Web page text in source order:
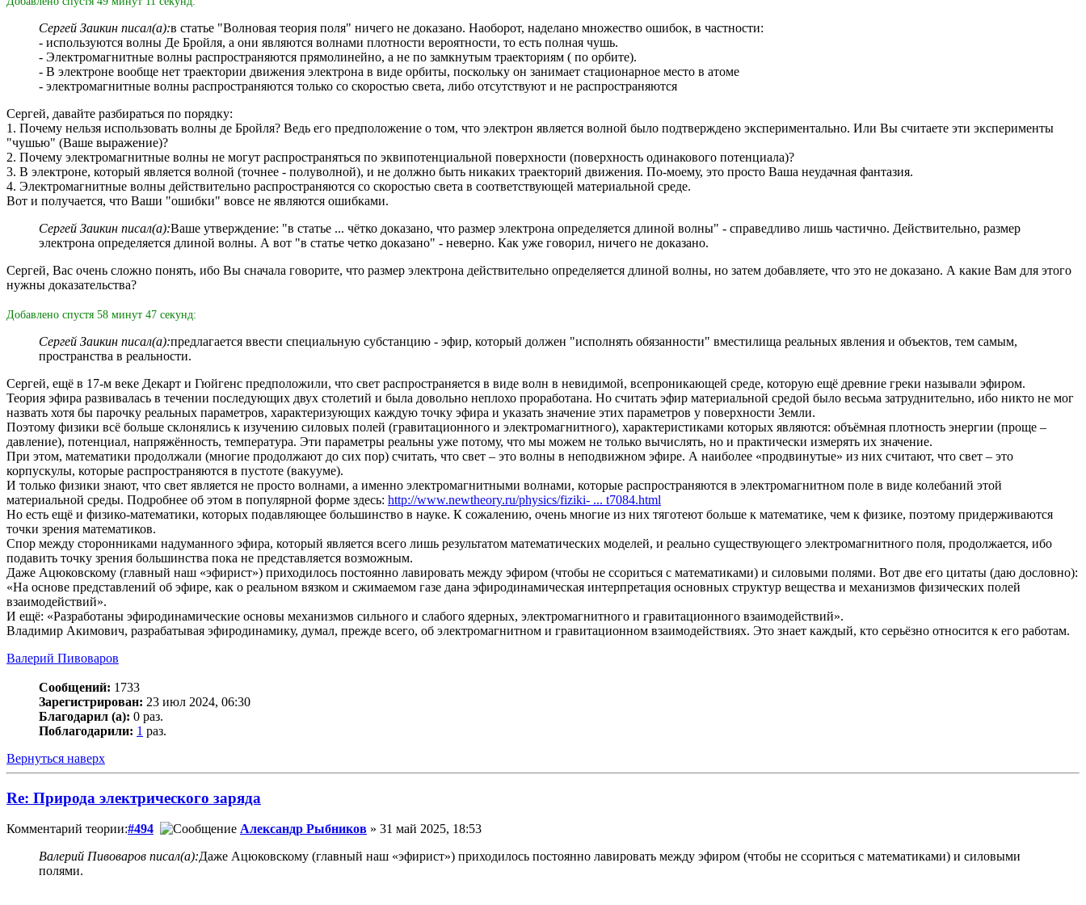
Сергей Заикин писал(а):в статье "Волновая теория поля" ничего не доказано. Наоборот, наделано множество ошибок, в частности:
- используются волны Де Бройля, а они являются волнами плотности вероятности, то есть полная чушь.
- Электромагнитные волны распространяются прямолинейно, а не по замкнутым траекториям ( по орбите).
- В электроне вообще нет траектории движения электрона в виде орбиты, поскольку он занимает стационарное место в атоме
- электромагнитные волны распространяются только со скоростью света, либо отсутствуют и не распространяются
Сергей, давайте разбираться по порядку:
1. Почему нельзя использовать волны де Бройля? Ведь его предположение о том, что электрон является волной было подтверждено экспериментально. Или Вы считаете эти эксперименты
"чушью" (Ваше выражение)?
2. Почему электромагнитные волны не могут распространяться по эквипотенциальной поверхности (поверхность одинакового потенциала)?
3. В электроне, который является волной (точнее - полуволной), и не должно быть никаких траекторий движения. По-моему, это просто Ваша неудачная фантазия.
4. Электромагнитные волны действительно распространяются со скоростью света в соответствующей материальной среде.
Вот и получается, что Ваши "ошибки" вовсе не являются ошибками.
Сергей Заикин писал(а):Ваше утверждение: "в статье ... чётко доказано, что размер электрона определяется длиной волны" - справедливо лишь частично. Действительно, размер
электрона определяется длиной волны. А вот "в статье четко доказано" - неверно. Как уже говорил, ничего не доказано.
Сергей, Вас очень сложно понять, ибо Вы сначала говорите, что размер электрона действительно определяется длиной волны, но затем добавляете, что это не доказано. А какие Вам для этого
нужны доказательства?
Добавлено спустя 58 минут 47 секунд:
Сергей Заикин писал(а):предлагается ввести специальную субстанцию - эфир, который должен "исполнять обязанности" вместилища реальных явления и объектов, тем самым,
пространства в реальности.
Сергей, ещё в 17-м веке Декарт и Гюйгенс предположили, что свет распространяется в виде волн в невидимой, всепроникающей среде, которую ещё древние греки называли эфиром.
Теория эфира развивалась в течении последующих двух столетий и была довольно неплохо проработана. Но считать эфир материальной средой было весьма затруднительно, ибо никто не мог
назвать хотя бы парочку реальных параметров, характеризующих каждую точку эфира и указать значение этих параметров у поверхности Земли.
Поэтому физики всё больше склонялись к изучению силовых полей (гравитационного и электромагнитного), характеристиками которых являются: объёмная плотность энергии (проще –
давление), потенциал, напряжённость, температура. Эти параметры реальны уже потому, что мы можем не только вычислять, но и практически измерять их значение.
При этом, математики продолжали (многие продолжают до сих пор) считать, что свет – это волны в неподвижном эфире. А наиболее «продвинутые» из них считают, что свет – это
корпускулы, которые распространяются в пустоте (вакууме).
И только физики знают, что свет является не просто волнами, а именно электромагнитными волнами, которые распространяются в электромагнитном поле в виде колебаний этой
материальной среды. Подробнее об этом в популярной форме здесь: http://www.newtheory.ru/physics/fiziki- ... t7084.html
Но есть ещё и физико-математики, которых подавляющее большинство в науке. К сожалению, очень многие из них тяготеют больше к математике, чем к физике, поэтому придерживаются
точки зрения математиков.
Спор между сторонниками надуманного эфира, который является всего лишь результатом математических моделей, и реально существующего электромагнитного поля, продолжается, ибо
подавить точку зрения большинства пока не представляется возможным.
Даже Ацюковскому (главный наш «эфирист») приходилось постоянно лавировать между эфиром (чтобы не ссориться с математиками) и силовыми полями. Вот две его цитаты (даю дословно):
«На основе представлений об эфире, как о реальном вязком и сжимаемом газе дана эфиродинамическая интерпретация основных структур вещества и механизмов физических полей
взаимодействий».
И ещё: «Разработаны эфиродинамические основы механизмов сильного и слабого ядерных, электромагнитного и гравитационного взаимодействий».
Владимир Акимович, разрабатывая эфиродинамику, думал, прежде всего, об электромагнитном и гравитационном взаимодействиях. Это знает каждый, кто серьёзно относится к его работам.
Валерий Пивоваров
Сообщений: 1733
Зарегистрирован: 23 июл 2024, 06:30
Благодарил (а): 0 раз.
Поблагодарили: 1 раз.
Вернуться наверх
Re: Природа электрического заряда
Комментарий теории:#494 Александр Рыбников » 31 май 2025, 18:53
Валерий Пивоваров писал(а):Даже Ацюковскому (главный наш «эфирист») приходилось постоянно лавировать между эфиром (чтобы не ссориться с математиками) и силовыми
полями.